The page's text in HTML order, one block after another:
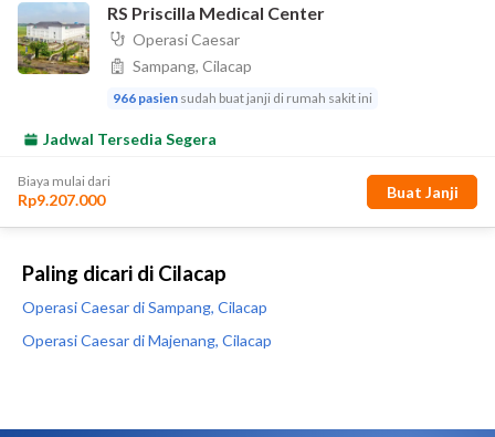
Paling dicari di Cilacap
Operasi Caesar di Sampang, Cilacap
Operasi Caesar di Majenang, Cilacap